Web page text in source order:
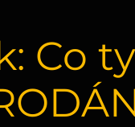
Co